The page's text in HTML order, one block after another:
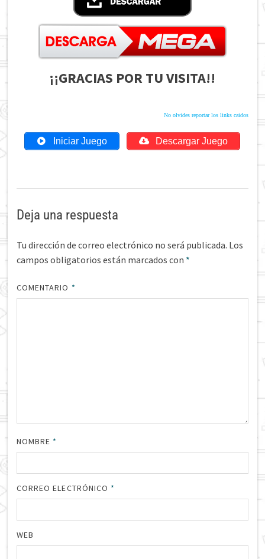
¡¡GRACIAS POR TU VISITA!!
No olvides reportar los links caidos
Iniciar Juego Descargar Juego
Deja una respuesta
Tu dirección de correo electrónico no será publicada. Los
campos obligatorios están marcados con *
COMENTARIO *
NOMBRE *
CORREO ELECTRÓNICO *
WEB